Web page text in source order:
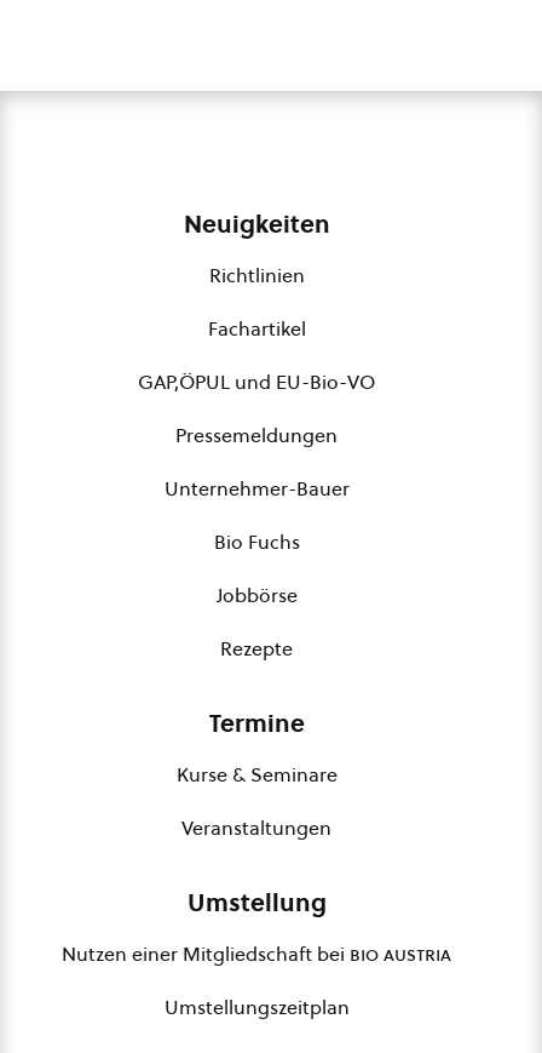
Neuigkeiten
Richtlinien
Fachartikel
GAP,ÖPUL und EU-Bio-VO
Pressemeldungen
Unternehmer-Bauer
Bio Fuchs
Jobbörse
Rezepte
Termine
Kurse & Seminare
Veranstaltungen
Umstellung
Nutzen einer Mitgliedschaft bei bio austria
Umstellungszeitplan